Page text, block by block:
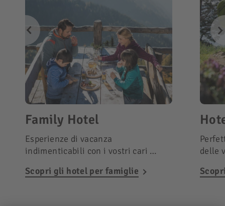
Family Hotel
Esperienze di vacanza
indimenticabili con i vostri cari …
Scopri gli hotel per famiglie
delle